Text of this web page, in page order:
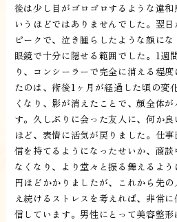
後は少し目がゴロゴロするような違
いうほどではありませんでした。翌
ピークで、泣き腫らしたような顔に
眼鏡で十分に隠せる範囲でした。1週
り、コンシーラーで完全に消える程
たのは、術後1ヶ月が経過した頃の変
くなり、影が消えたことで、顔全体
す。久しぶりに会った友人に、何か
ほど、表情に活気が戻りました。仕
信を持てるようになったせいか、商
なくなり、より堂々と振る舞えるよ
円ほどかかりましたが、これから先
え続けるストレスを考えれば、非常
信しています。男性にとって美容整